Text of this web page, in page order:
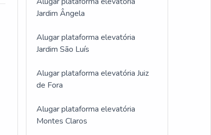
Jardim Ângela
Alugar plataforma elevatória
Jardim São Luís
Alugar plataforma elevatória Juiz
de Fora
Alugar plataforma elevatória
Montes Claros